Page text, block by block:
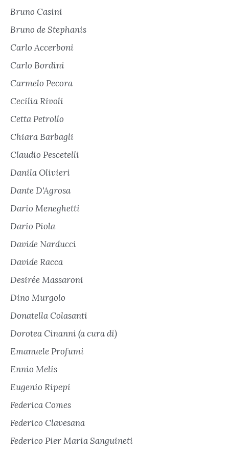
Bruno Casini
Bruno de Stephanis
Carlo Accerboni
Carlo Bordini
Carmelo Pecora
Cecilia Rivoli
Cetta Petrollo
Chiara Barbagli
Claudio Pescetelli
Danila Olivieri
Dante D'Agrosa
Dario Meneghetti
Dario Piola
Davide Narducci
Davide Racca
Desirée Massaroni
Dino Murgolo
Donatella Colasanti
Dorotea Cinanni (a cura di)
Emanuele Profumi
Ennio Melis
Eugenio Ripepi
Federica Comes
Federico Clavesana
Federico Pier Maria Sanguineti